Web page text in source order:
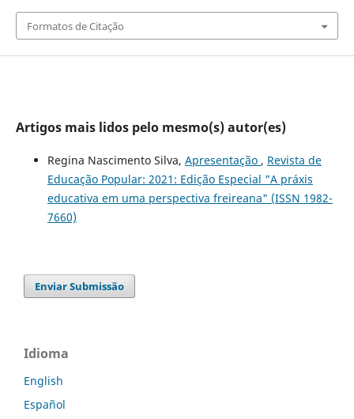
Formatos de Citação
Artigos mais lidos pelo mesmo(s) autor(es)
Regina Nascimento Silva, Apresentação , Revista de
Educação Popular: 2021: Edição Especial "A práxis
educativa em uma perspectiva freireana" (ISSN 1982-
7660)
Enviar Submissão
Idioma
English
Español